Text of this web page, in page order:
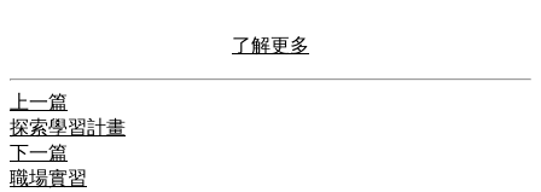
了解更多
上一篇
探索學習計畫
下一篇
職場實習